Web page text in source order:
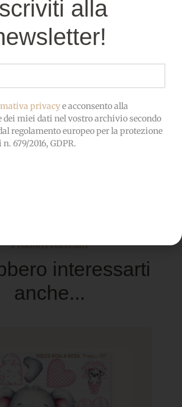
100% Poliestere
OEKO-TEX-Privo di sostanze
bambini
Prodotti correlati
interessarti
anche...
Iscriviti alla
privacye acconsento alla
miei dati nel vostro archivio secondo
regolamento europeo per la protezione
679/2016, GDPR.